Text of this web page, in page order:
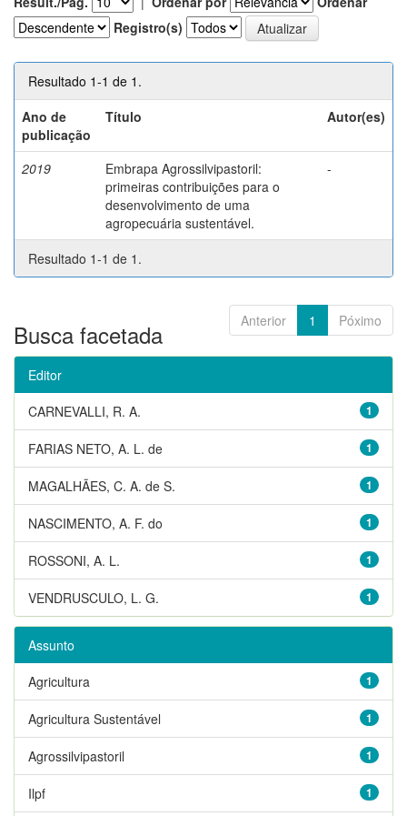
Registro(s)
Resultado 1-1 de 1.
Ano de
publicação
Título Autor(es)
2019
Embrapa Agrossilvipastoril:
primeiras contribuições para o
desenvolvimento de uma
agropecuária sustentável.
-
Resultado 1-1 de 1.
Anterior 1 Póximo
Busca facetada
Editor
1
CARNEVALLI, R. A.
1
FARIAS NETO, A. L. de
1
MAGALHÃES, C. A. de S.
1
NASCIMENTO, A. F. do
1
ROSSONI, A. L.
1
VENDRUSCULO, L. G.
Assunto
1
Agricultura
1
Agricultura Sustentável
1
Agrossilvipastoril
1
Ilpf